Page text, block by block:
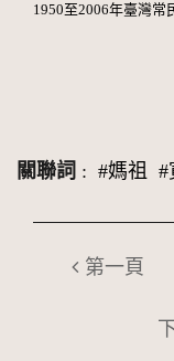
1950至2006年臺灣常
關聯詞 : #媽祖 #
第一頁